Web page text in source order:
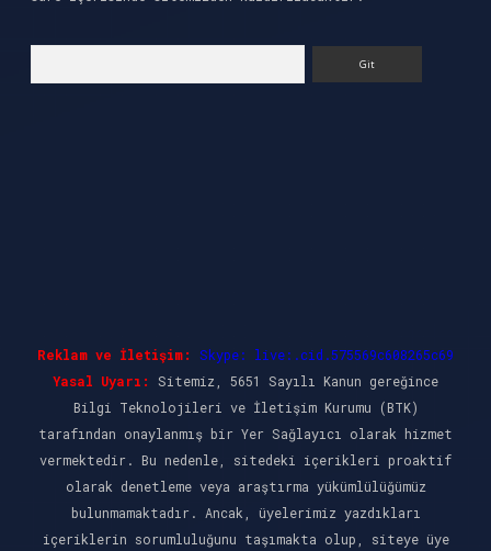
Reklam ve İletişim:
Skype: live:.cid.575569c608265c69
Yasal Uyarı:
Sitemiz, 5651 Sayılı Kanun gereğince
Bilgi Teknolojileri ve İletişim Kurumu (BTK)
tarafından onaylanmış bir Yer Sağlayıcı olarak hizmet
vermektedir. Bu nedenle, sitedeki içerikleri proaktif
olarak denetleme veya araştırma yükümlülüğümüz
bulunmamaktadır. Ancak, üyelerimiz yazdıkları
içeriklerin sorumluluğunu taşımakta olup, siteye üye